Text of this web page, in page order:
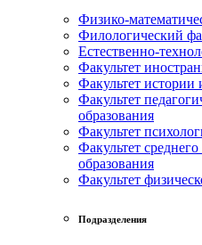
Физико-
Филологический
Естественно-
Факультет
Факультет истории
Факультет
образования
Факультет
Факультет
образования
Факультет
Подразделения